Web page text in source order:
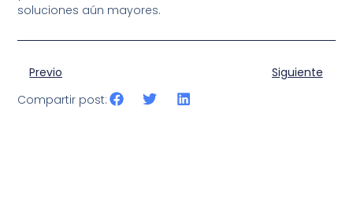
soluciones aún mayores.
Previo
Siguiente
Compartir post: